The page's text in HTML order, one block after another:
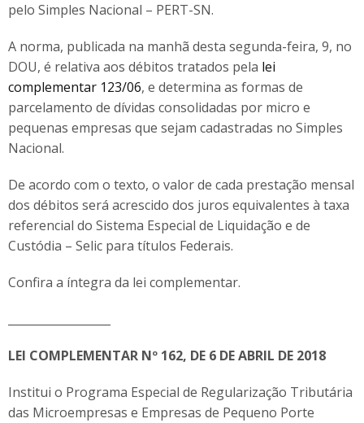
pelo Simples Nacional – PERT-SN.
A norma, publicada na manhã desta segunda-feira, 9, no
DOU, é relativa aos débitos tratados pela lei
complementar 123/06, e determina as formas de
parcelamento de dívidas consolidadas por micro e
pequenas empresas que sejam cadastradas no Simples
Nacional.
De acordo com o texto, o valor de cada prestação mensal
dos débitos será acrescido dos juros equivalentes à taxa
referencial do Sistema Especial de Liquidação e de
Custódia – Selic para títulos Federais.
Confira a íntegra da lei complementar.
LEI COMPLEMENTAR Nº 162, DE 6 DE ABRIL DE 2018
Institui o Programa Especial de Regularização Tributária
das Microempresas e Empresas de Pequeno Porte